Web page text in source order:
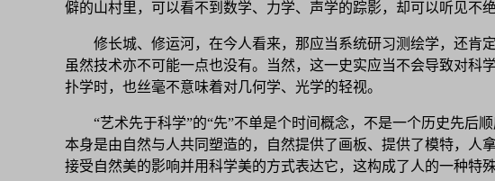
僻的山村里，可以看不到数学、力学、声学的踪影，却可以听见不
修长城、修运河，在今人看来，那应当系统研习测绘学，还肯
虽然技术亦不可能一点也没有。当然，这一史实应当不会导致对
扑学时，也丝毫不意味着对几何学、光学的轻视。
“艺术先于科学”的“先”不单是个时间概念，不是一个历史先后
本身是由自然与人共同塑造的，自然提供了画板、提供了模特，
接受自然美的影响并用科学美的方式表达它，这构成了人的一种特殊